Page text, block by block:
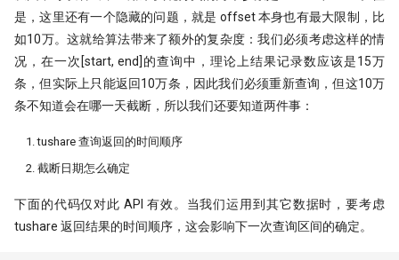
是，这里还有一个隐藏的问题，就是 offset 本身也有最大限制，比
如10万。这就给算法带来了额外的复杂度：我们必须考虑这样的情
况，在一次[start, end]的查询中，理论上结果记录数应该是15万
条，但实际上只能返回10万条，因此我们必须重新查询，但这10万
条不知道会在哪一天截断，所以我们还要知道两件事：
tushare 查询返回的时间顺序
截断日期怎么确定
下面的代码仅对此 API 有效。当我们运用到其它数据时，要考虑
tushare 返回结果的时间顺序，这会影响下一次查询区间的确定。